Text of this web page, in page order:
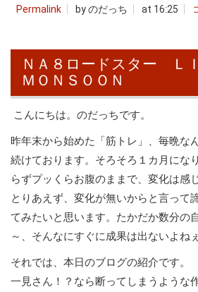
Permalink by のだっち at 16:25
ＮＡ８ロードスター Ｌ
ＭＯＮＳＯＯＮ
こんにちは。のだっちです。
昨年末から始めた「筋トレ」、毎晩な
続けております。そろそろ１カ月にな
らずプッくらお腹のままで、変化は感
とりあえず、変化が無いからと言って
てみたいと思います。たかだか数分の
～、そんなにすぐに成果は出ないよね
それでは、本日のブログの紹介です。
一見さん！？なら断ってしまうような